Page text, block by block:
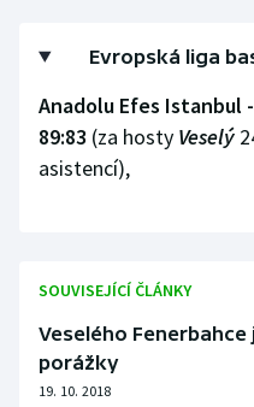
Sportovní střelba
Stolní tenis
Triatlon
Vodní slalom
Volejbal
Ostatní
Evropská liga
Anadolu Efes Istanbul
89:83 (za hosty Veselý
asistencí),
SOUVISEJÍCÍ ČLÁNKY
Veselého Fenerbahce
porážky
19. 10. 2018